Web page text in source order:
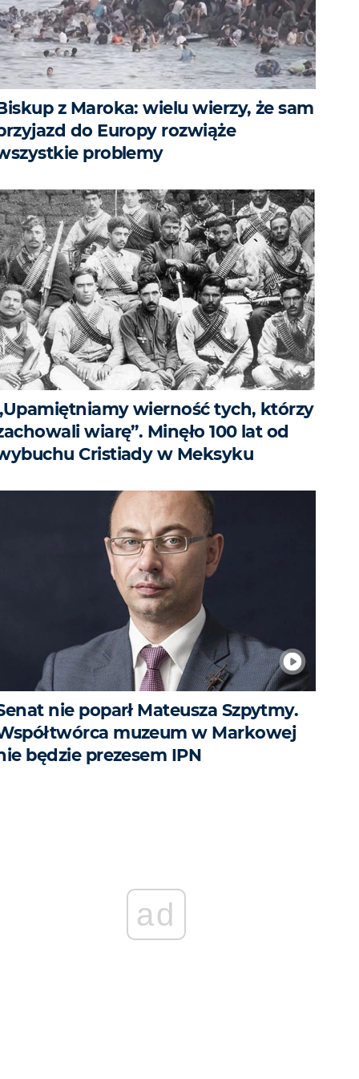
z Maroka: wielu wierzy, że sam
do Europy rozwiąże
problemy
wierność tych, którzy
wiarę”. Minęło 100 lat od
Cristiady w Meksyku
nie poparł Mateusza Szpytmy.
muzeum w Markowej
będzie prezesem IPN
ad